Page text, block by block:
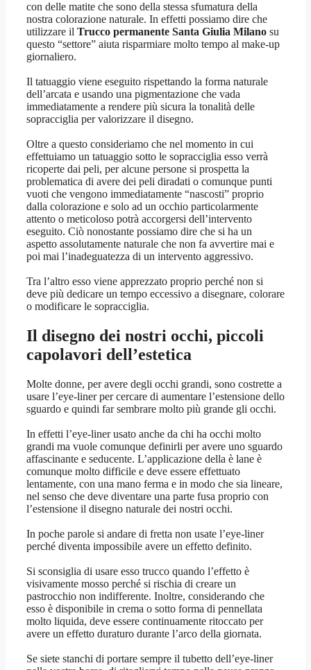
con delle matite che sono della stessa sfumatura della
nostra colorazione naturale. In effetti possiamo dire che
utilizzare il Trucco permanente Santa Giulia Milano su
questo “settore” aiuta risparmiare molto tempo al make-up
giornaliero.
Il tatuaggio viene eseguito rispettando la forma naturale
dell’arcata e usando una pigmentazione che vada
immediatamente a rendere più sicura la tonalità delle
sopracciglia per valorizzare il disegno.
Oltre a questo consideriamo che nel momento in cui
effettuiamo un tatuaggio sotto le sopracciglia esso verrà
ricoperte dai peli, per alcune persone si prospetta la
problematica di avere dei peli diradati o comunque punti
vuoti che vengono immediatamente “nascosti” proprio
dalla colorazione e solo ad un occhio particolarmente
attento o meticoloso potrà accorgersi dell’intervento
eseguito. Ciò nonostante possiamo dire che si ha un
aspetto assolutamente naturale che non fa avvertire mai e
poi mai l’inadeguatezza di un intervento aggressivo.
Tra l’altro esso viene apprezzato proprio perché non si
deve più dedicare un tempo eccessivo a disegnare, colorare
o modificare le sopracciglia.
Il disegno dei nostri occhi, piccoli
capolavori dell’estetica
Molte donne, per avere degli occhi grandi, sono costrette a
usare l’eye-liner per cercare di aumentare l’estensione dello
sguardo e quindi far sembrare molto più grande gli occhi.
In effetti l’eye-liner usato anche da chi ha occhi molto
grandi ma vuole comunque definirli per avere uno sguardo
affascinante e seducente. L’applicazione della è lane è
comunque molto difficile e deve essere effettuato
lentamente, con una mano ferma e in modo che sia lineare,
nel senso che deve diventare una parte fusa proprio con
l’estensione il disegno naturale dei nostri occhi.
In poche parole si andare di fretta non usate l’eye-liner
perché diventa impossibile avere un effetto definito.
Si sconsiglia di usare esso trucco quando l’effetto è
visivamente mosso perché si rischia di creare un
pastrocchio non indifferente. Inoltre, considerando che
esso è disponibile in crema o sotto forma di pennellata
molto liquida, deve essere continuamente ritoccato per
avere un effetto duraturo durante l’arco della giornata.
Se siete stanchi di portare sempre il tubetto dell’eye-liner